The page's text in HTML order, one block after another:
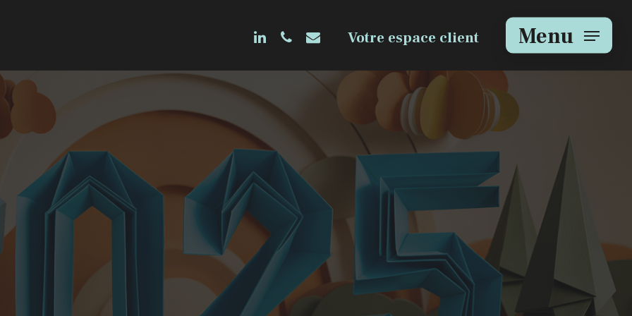
linkedin
phone
email Votre espace client Menu